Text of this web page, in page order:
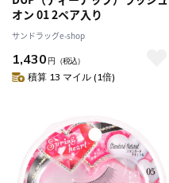
オン 01 2ペア入り
サンドラッグe-shop
1,430 円 （税込）
積算 13 マイル (1倍)